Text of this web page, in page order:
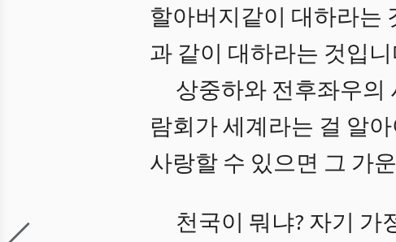
할아버지같이 대하라는
과 같이 대하라는 것입
상중하와 전후좌우의
람회가 세계라는 걸 알
사랑할 수 있으면 그 가
천국이 뭐냐? 자기 가